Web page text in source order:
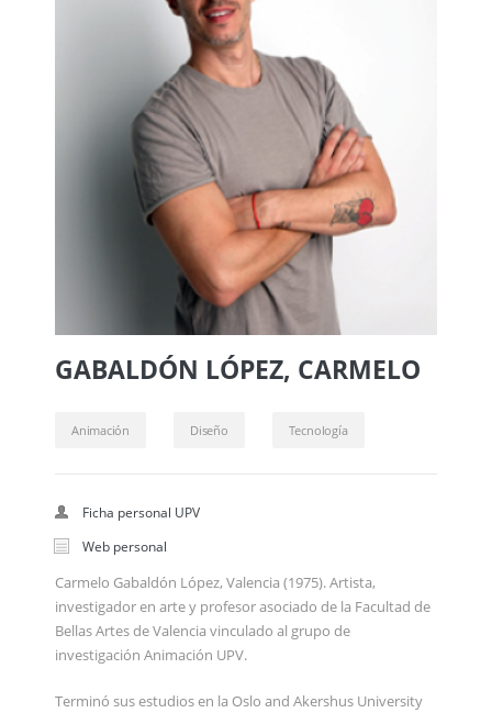
GABALDÓN LÓPEZ, CARMELO
Animación Diseño Tecnología
Ficha personal UPV
Web personal
Carmelo Gabaldón López, Valencia (1975). Artista,
investigador en arte y profesor asociado de la Facultad de
Bellas Artes de Valencia vinculado al grupo de
investigación Animación UPV.
Terminó sus estudios en la Oslo and Akershus University